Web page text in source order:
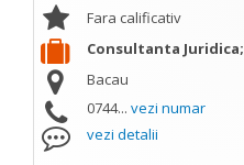
Fara calificativ
Consultanta Juridica;
Bacau
0744... vezi numar
vezi detalii